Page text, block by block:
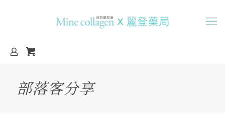
部落客分享